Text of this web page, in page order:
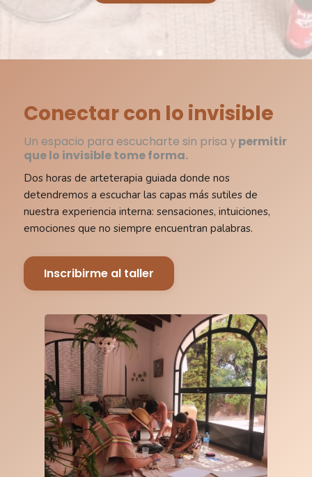
Conectar con lo invisible
Un espacio para escucharte sin prisa ypermitir
que lo invisible tome forma.
Dos horas de arteterapia guiada donde nos
detendremos a escuchar las capas más sutiles de
nuestra experiencia interna: sensaciones, intuiciones,
emociones que no siempre encuentran palabras.
Inscribirme al taller